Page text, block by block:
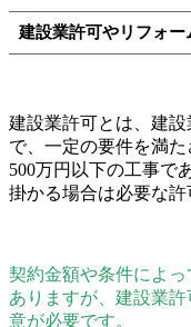
建設業許可やリフォ
建設業許可とは、建
で、一定の要件を満た
500万円以下の工事で
掛かる場合は必要な許
契約金額や条件によ
ありますが、建設業
意が必要です。